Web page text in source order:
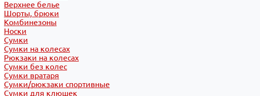
Верхнее белье
Шорты, брюки
Комбинезоны
Носки
Сумки
Сумки на колесах
Рюкзаки на колесах
Сумки без колес
Сумки вратаря
Сумки/рюкзаки спортивные
Сумки для клюшек